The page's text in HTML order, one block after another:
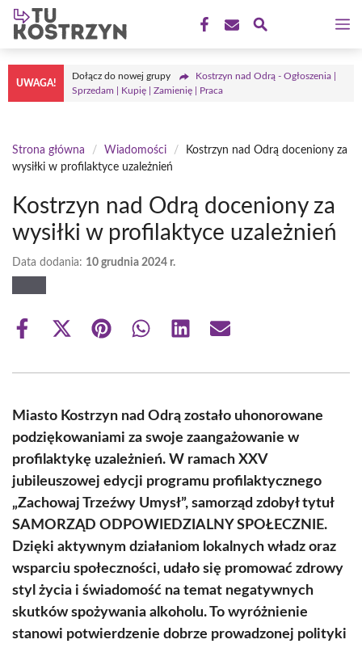
Przejdź
treści
UWAGA!
Dołącz do nowej grupy
Kostrzyn nad Odrą - Ogłoszenia |
Sprzedam | Kupię | Zamienię | Praca
Strona główna / Wiadomości /
Kostrzyn nad Odrą doceniony za
wysiłki w profilaktyce uzależnień
Kostrzyn nad Odrą doceniony za
wysiłki w profilaktyce uzależnień
Data dodania: 10 grudnia 2024 r.
Share
Share
(Twitter)
Share Share Share Share
Miasto Kostrzyn nad Odrą zostało uhonorowane
podziękowaniami za swoje zaangażowanie w
profilaktykę uzależnień. W ramach XXV
jubileuszowej edycji programu profilaktycznego
„Zachowaj Trzeźwy Umysł”, samorząd zdobył tytuł
SAMORZĄD ODPOWIEDZIALNY SPOŁECZNIE.
Dzięki aktywnym działaniom lokalnych władz oraz
wsparciu społeczności, udało się promować zdrowy
styl życia i świadomość na temat negatywnych
skutków spożywania alkoholu. To wyróżnienie
stanowi potwierdzenie dobrze prowadzonej polityki